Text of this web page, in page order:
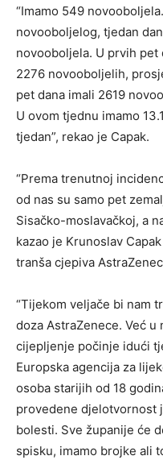
“Imamo 549
novooboljelog, tjedan
novooboljela. U prvih pet
2276 novooboljelih,
pet dana imali 2619
U ovom tjednu imamo
tjedan”, rekao je Capak.
“Prema trenutnoj
od nas su samo pet
Sisačko-moslavačkoj, a
kazao je Krunoslav
tranša cjepiva
“Tijekom veljače bi nam
doza AstraZenece. Već
cijepljenje počinje idući
Europska agencija za
osoba starijih od 18
provedene djelotvornost
bolesti. Sve županije će
spisku, imamo brojke ali